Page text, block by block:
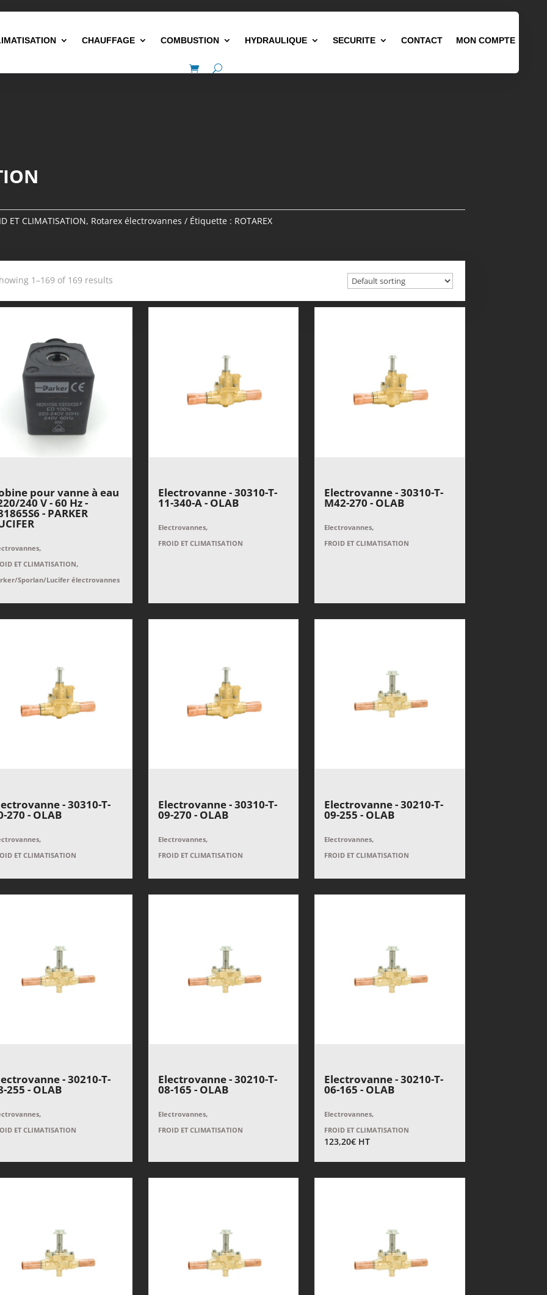
CHAUFFAGE COMBUSTION HYDRAULIQUE SECURITE CONTACT MON COMPTE
ET CLIMATISATION, Rotarex électrovannes Étiquette : ROTAREX
1–169 of 169 results
pour vanne à eau
240 V - 60 Hz -
- PARKER
,
ET CLIMATISATION,
Sporlan/Lucifer électrovannes
Electrovanne - 30310-T-
11-340-A - OLAB
Electrovannes,
FROID ET CLIMATISATION
Electrovanne - 30310-T-
M42-270 - OLAB
Electrovannes,
FROID ET CLIMATISATION
- 30310-T-
270 - OLAB
,
ET CLIMATISATION
Electrovanne - 30310-T-
09-270 - OLAB
Electrovannes,
FROID ET CLIMATISATION
Electrovanne - 30210-T-
09-255 - OLAB
Electrovannes,
FROID ET CLIMATISATION
- 30210-T-
255 - OLAB
,
ET CLIMATISATION
Electrovanne - 30210-T-
08-165 - OLAB
Electrovannes,
FROID ET CLIMATISATION
Electrovanne - 30210-T-
06-165 - OLAB
Electrovannes,
FROID ET CLIMATISATION
123,20€ HT